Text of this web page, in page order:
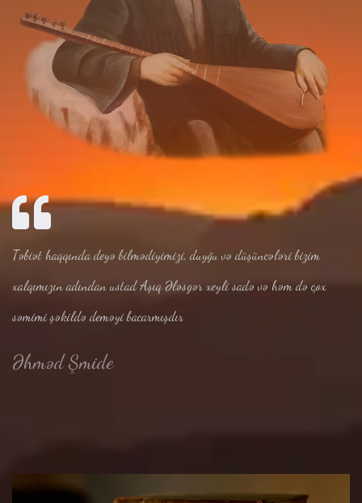
Təbiət haqqında deyə bilmədiyimizi, duyğu və düşüncələri bizim
xalqımızın adından ustad Aşıq Ələsgər xeyli sadə və həm də çox
səmimi şəkildə deməyi bacarmışdır
Əhməd Şmide